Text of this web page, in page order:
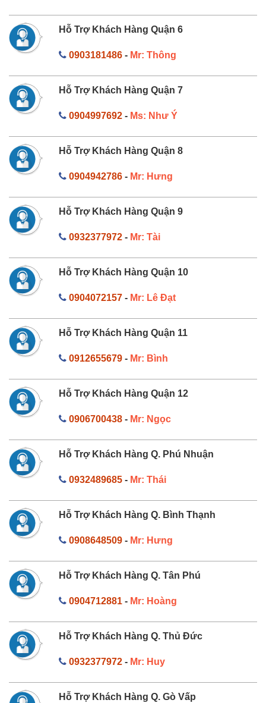
Hỗ Trợ Khách Hàng Quận 6
0903181486- Mr: Thông
Hỗ Trợ Khách Hàng Quận 7
0904997692- Ms: Như Ý
Hỗ Trợ Khách Hàng Quận 8
0904942786- Mr: Hưng
Hỗ Trợ Khách Hàng Quận 9
0932377972- Mr: Tài
Hỗ Trợ Khách Hàng Quận 10
0904072157- Mr: Lê Đạt
Hỗ Trợ Khách Hàng Quận 11
0912655679- Mr: Bình
Hỗ Trợ Khách Hàng Quận 12
0906700438- Mr: Ngọc
Hỗ Trợ Khách Hàng Q. Phú Nhuận
0932489685- Mr: Thái
Hỗ Trợ Khách Hàng Q. Bình Thạnh
0908648509- Mr: Hưng
Hỗ Trợ Khách Hàng Q. Tân Phú
0904712881- Mr: Hoàng
Hỗ Trợ Khách Hàng Q. Thủ Đức
0932377972- Mr: Huy
Hỗ Trợ Khách Hàng Q. Gò Vấp